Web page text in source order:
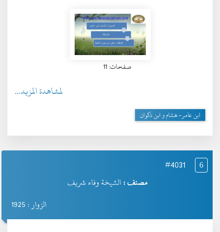
صفحات: 11
لمشاهدة المزيد...
ابن عامر- هشام و ابن ذكوان
6
#4031
مصنف : الشيخة وفاء شريف
الزوار : 1925